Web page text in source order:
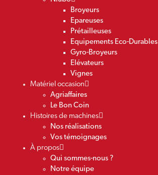
Broyeurs
Epareuses
Prétailleuses
Equipements Eco-Durables
Gyro-Broyeurs
Elévateurs
Vignes
Matériel occasion
Agriaffaires
Le Bon Coin
Histoires de machines
Nos réalisations
Vos témoignages
À propos
Qui sommes-nous ?
Notre équipe